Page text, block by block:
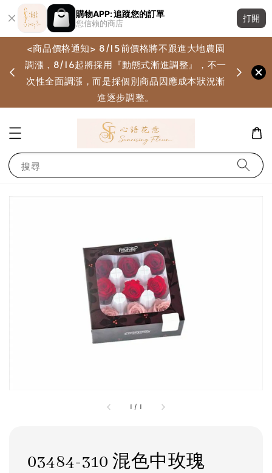
購物APP: 追蹤您的訂單
您信賴的商店
打開
<商品價格通知> 8/15前價格將不跟進大地農園
調漲，8/16起將採用『動態式漸進調整』，不一
次性全面調漲，而是採個別商品因應成本狀況漸
進逐步調整。
搜尋
1 / 1
03484-310 混色中玫瑰